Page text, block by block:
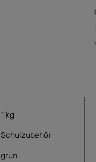
1 kg
Schulzubehör
grün